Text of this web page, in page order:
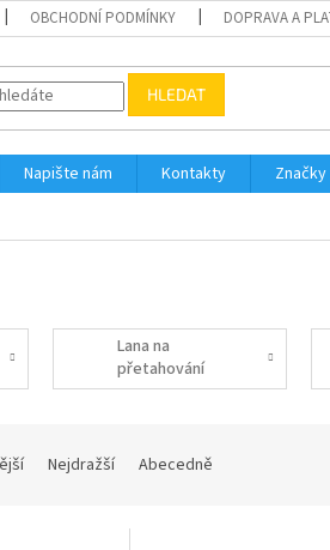
OBCHODNÍ PODMÍNKY DOPRAVA A
HLEDAT
Napište nám Kontakty
Značky
Lana na
přetahování
Nejdražší Abecedně